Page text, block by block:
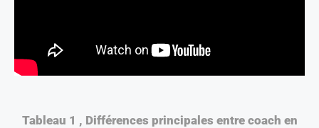
Tableau 1 , Différences principales entre coach en